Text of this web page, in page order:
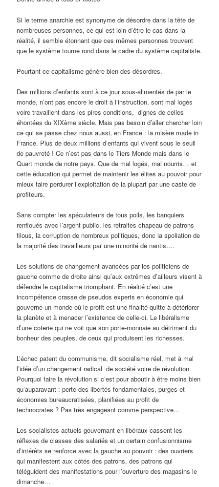
Si le terme anarchie est synonyme de désordre dans la tête de
nombreuses personnes, ce qui est loin d’être le cas dans la
réalité, il semble étonnant que ces mêmes personnes trouvent
que le système tourne rond dans le cadre du système capitaliste.
Pourtant ce capitalisme génère bien des désordres.
Des millions d’enfants sont à ce jour sous-alimentés de par le
monde, n’ont pas encore le droit à l’instruction, sont mal logés
voire travaillent dans les pires conditions, dignes de celles
éhontées du XIXème siècle. Mais pas besoin d’aller chercher loin
ce qui se passe chez nous aussi, en France : la misère made in
France. Plus de deux millions d’enfants qui vivent sous le seuil
de pauvreté ! Ce n’est pas dans le Tiers Monde mais dans le
Quart monde de notre pays. Que de mal logés, mal nourris… et
cette éducation qui permet de maintenir les élites au pouvoir pour
mieux faire perdurer l’exploitation de la plupart par une caste de
profiteurs.
Sans compter les spéculateurs de tous poils, les banquiers
renfloués avec l’argent public, les retraites chapeau de patrons
filous, la corruption de nombreux politiques, donc la spoliation de
la majorité des travailleurs par une minorité de nantis….
Les solutions de changement avancées par les politiciens de
gauche comme de droite ainsi qu’aux extrêmes d’ailleurs visent à
défendre le capitalisme triomphant. En réalité c’est une
incompétence crasse de pseudos experts en économie qui
gouverne un monde où le profit est une finalité quitte à détériorer
la planète et à menacer l’existence de celle-ci. Le libéralisme
d’une coterie qui ne voit que son porte-monnaie au détriment du
bonheur des peuples, de ceux qui produisent les richesses.
L’échec patent du communisme, dit socialisme réel, met à mal
l’idée d’un changement radical de société voire de révolution.
Pourquoi faire la révolution si c’est pour aboutir à être moins bien
qu’auparavant : perte des libertés fondamentales, purges et
économies bureaucratisées, planifiées au profit de
technocrates ? Pas très engageant comme perspective…
Les socialistes actuels gouvernant en libéraux cassent les
réflexes de classes des salariés et un certain confusionnisme
d’intérêts se renforce avec la gauche au pouvoir : des ouvriers
qui manifestent aux côtés des patrons, des patrons qui
téléguident des manifestations pour l’ouverture des magasins le
dimanche…